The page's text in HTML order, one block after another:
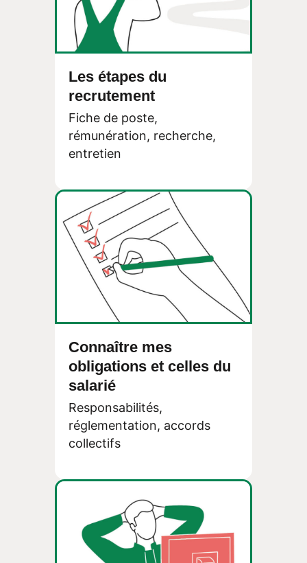
Les étapes du
recrutement
Fiche de poste,
rémunération, recherche,
entretien
Connaître mes
obligations et celles du
salarié
Responsabilités,
réglementation, accords
collectifs